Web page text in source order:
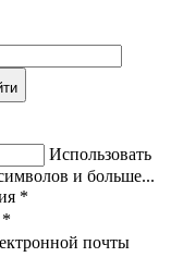
Использовать
и больше...
*
*
почты